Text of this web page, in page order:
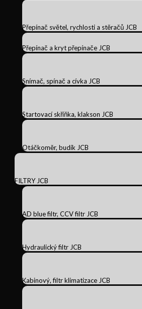
Přepínač světel, rychlosti a stěračů JCB
Přepínač a kryt přepínače JCB
Snímač, spínač a cívka JCB
Startovací skříňka, klakson JCB
Otáčkoměr, budík JCB
FILTRY JCB
AD blue filtr, CCV filtr JCB
Hydraulický filtr JCB
Kabinový, filtr klimatizace JCB